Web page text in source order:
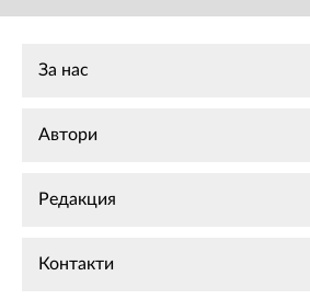
За нас
Автори
Редакция
Контакти